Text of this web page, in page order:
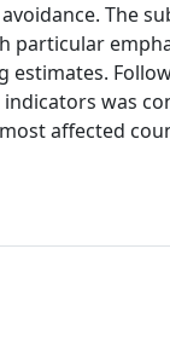
The
particular
was
affected